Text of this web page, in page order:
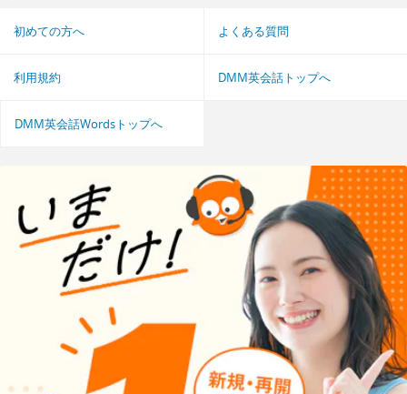
初めての方へ よくある質問
利用規約 DMM英会話トップへ
DMM英会話Wordsトップへ